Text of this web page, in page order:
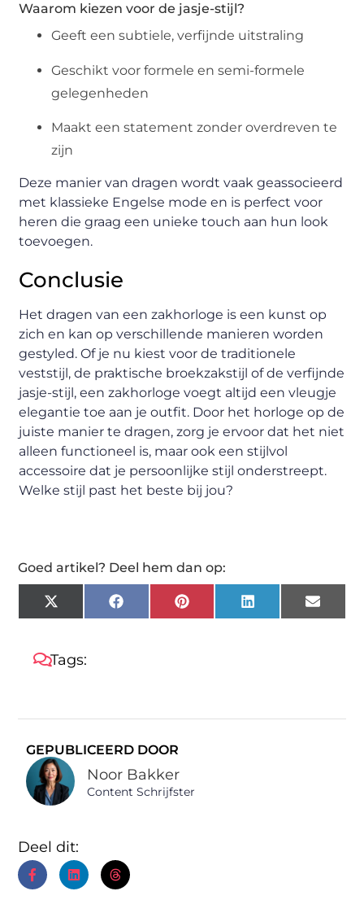
Waarom kiezen voor de jasje-stijl?
Geeft een subtiele, verfijnde uitstraling
Geschikt voor formele en semi-formele
gelegenheden
Maakt een statement zonder overdreven te
zijn
Deze manier van dragen wordt vaak geassocieerd
met klassieke Engelse mode en is perfect voor
heren die graag een unieke touch aan hun look
toevoegen.
Conclusie
Het dragen van een zakhorloge is een kunst op
zich en kan op verschillende manieren worden
gestyled. Of je nu kiest voor de traditionele
veststijl, de praktische broekzakstijl of de verfijnde
jasje-stijl, een zakhorloge voegt altijd een vleugje
elegantie toe aan je outfit. Door het horloge op de
juiste manier te dragen, zorg je ervoor dat het niet
alleen functioneel is, maar ook een stijlvol
accessoire dat je persoonlijke stijl onderstreept.
Welke stijl past het beste bij jou?
Goed artikel? Deel hem dan op:
X
(Twitter)
Facebook Pinterest LinkedIn Email
Tags:
GEPUBLICEERD DOOR
Noor Bakker
Content Schrijfster
Deel dit: